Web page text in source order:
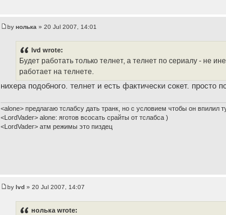
byнолька » 20 Jul 2007, 14:01
lvd wrote:
Будет работать только телнет, а телнет по сериалу - не
работает на телнете.
нихера подобного. телнет и есть фактически сокет. просто
<alone> предлагаю тслабсу дать транк, но с условием чтобы он впилил
<LordVader> alone: яготов всосать срайты от тслабса )
<LordVader> атм режимы это пиздец
bylvd » 20 Jul 2007, 14:07
нолька wrote: